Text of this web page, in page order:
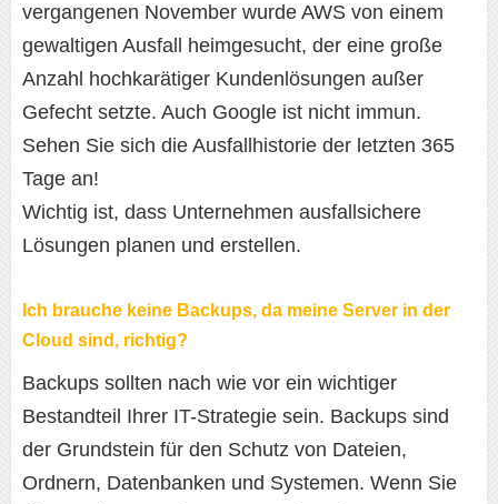
vergangenen November wurde AWS von einem
gewaltigen Ausfall heimgesucht, der eine große
Anzahl hochkarätiger Kundenlösungen außer
Gefecht setzte. Auch Google ist nicht immun.
Sehen Sie sich die Ausfallhistorie der letzten 365
Tage an!
Wichtig ist, dass Unternehmen ausfallsichere
Lösungen planen und erstellen.
Ich brauche keine Backups, da meine Server in der
Cloud sind, richtig?
Backups sollten nach wie vor ein wichtiger
Bestandteil Ihrer IT-Strategie sein. Backups sind
der Grundstein für den Schutz von Dateien,
Ordnern, Datenbanken und Systemen. Wenn Sie